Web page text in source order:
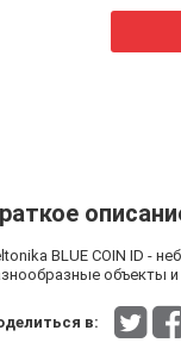
BLUE COIN ID -
объекты
в: